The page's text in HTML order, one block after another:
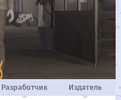
Разработчик Издатель